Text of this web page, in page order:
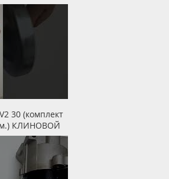
30 (комплект
КЛИНОВОЙ